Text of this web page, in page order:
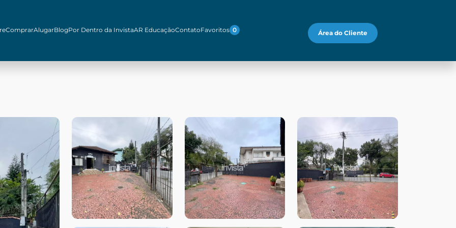
ComprarAlugarBlogPor Dentro da InvistaAR EducaçãoContatoFavoritos 0 Área do Cliente